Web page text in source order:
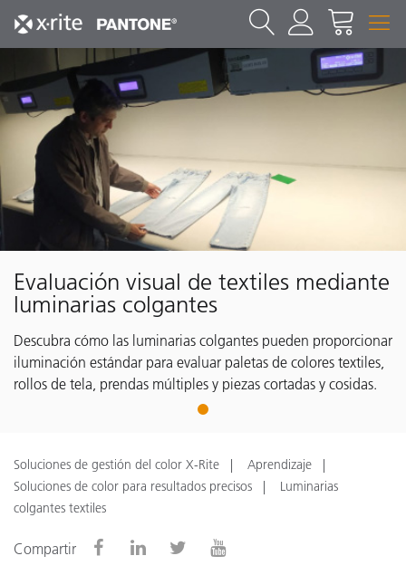
Evaluación visual de textiles mediante
luminarias colgantes
Descubra cómo las luminarias colgantes pueden proporcionar
iluminación estándar para evaluar paletas de colores textiles,
rollos de tela, prendas múltiples y piezas cortadas y cosidas.
1
Soluciones de gestión del color X-Rite
Aprendizaje
Soluciones de color para resultados precisos
Luminarias
colgantes textiles
Compartir